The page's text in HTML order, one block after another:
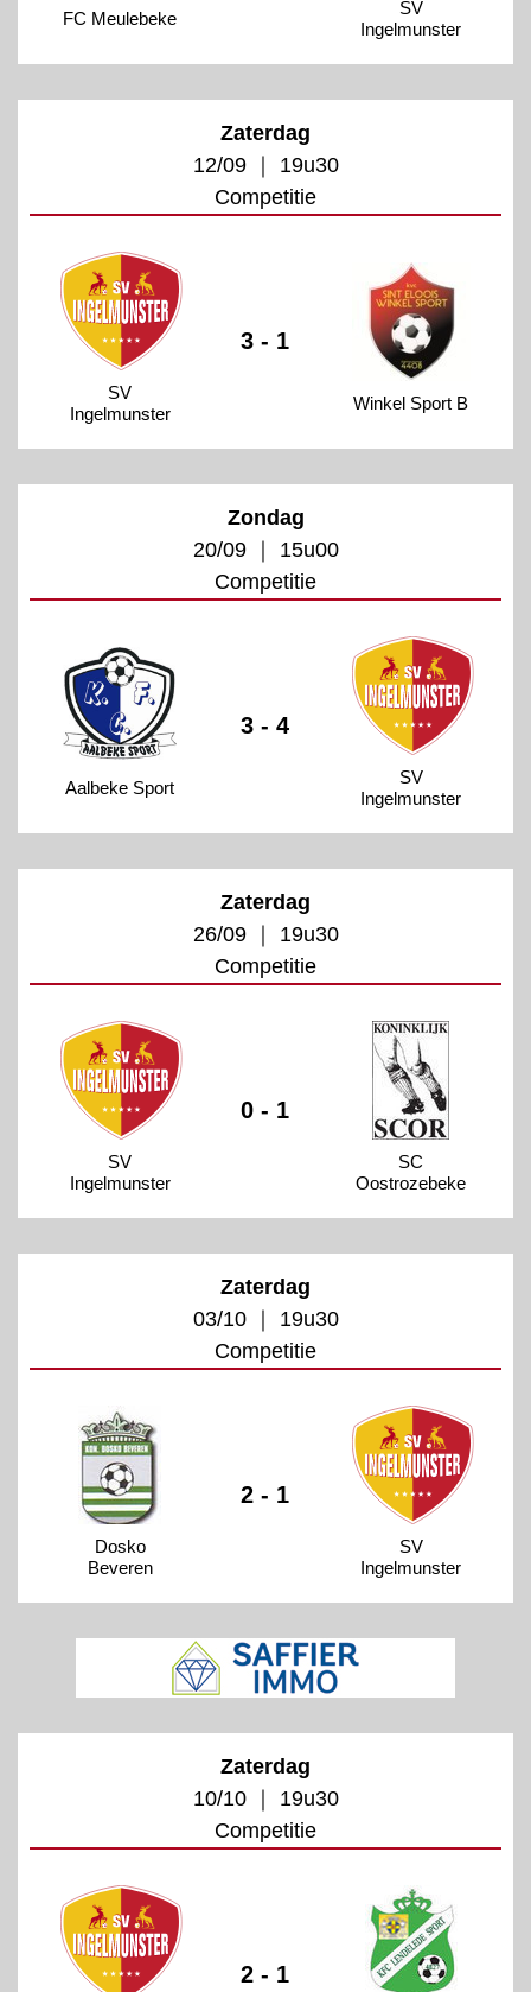
FC Meulebeke
SV
Ingelmunster
Zaterdag
12/09 ｜ 19u30
Competitie
SV
Ingelmunster
3 - 1
Winkel Sport B
Zondag
20/09 ｜ 15u00
Competitie
Aalbeke Sport
3 - 4
SV
Ingelmunster
Zaterdag
26/09 ｜ 19u30
Competitie
SV
Ingelmunster
0 - 1
SC
Oostrozebeke
Zaterdag
03/10 ｜ 19u30
Competitie
Dosko
Beveren
2 - 1
SV
Ingelmunster
Zaterdag
10/10 ｜ 19u30
Competitie
2 - 1